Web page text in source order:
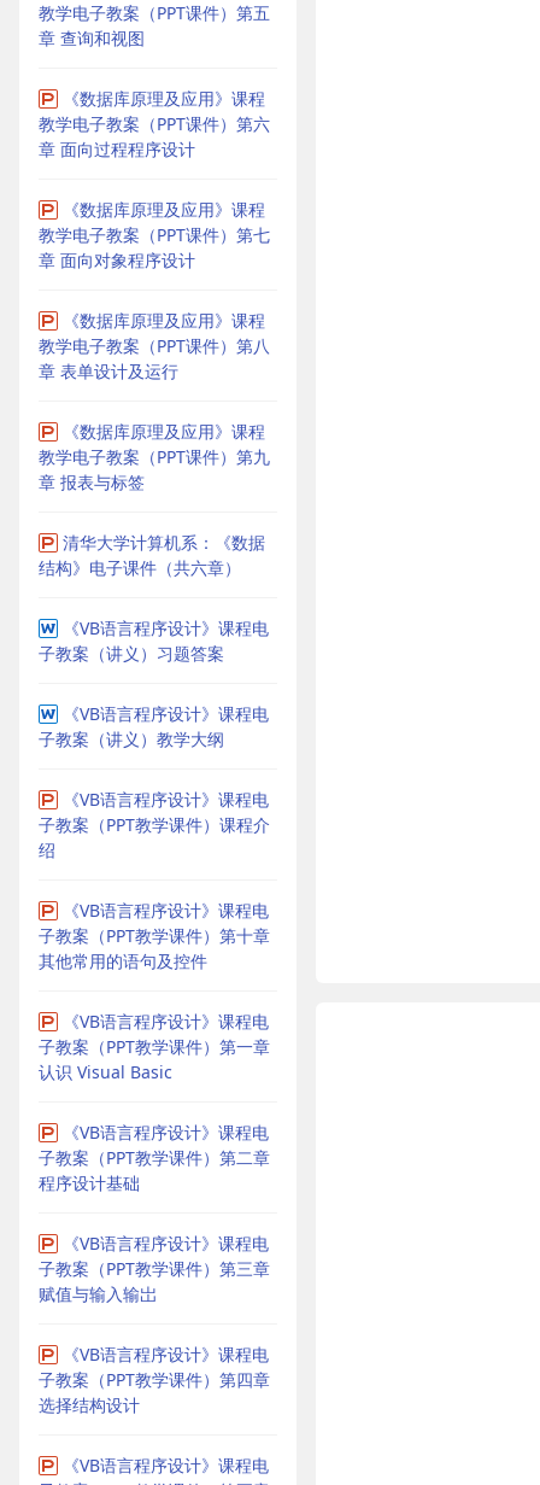
教学电子教案（PPT课件）第五
章 查询和视图
《数据库原理及应用》课程
教学电子教案（PPT课件）第六
章 面向过程程序设计
《数据库原理及应用》课程
教学电子教案（PPT课件）第七
章 面向对象程序设计
《数据库原理及应用》课程
教学电子教案（PPT课件）第八
章 表单设计及运行
《数据库原理及应用》课程
教学电子教案（PPT课件）第九
章 报表与标签
清华大学计算机系：《数据
结构》电子课件（共六章）
《VB语言程序设计》课程电
子教案（讲义）习题答案
《VB语言程序设计》课程电
子教案（讲义）教学大纲
《VB语言程序设计》课程电
子教案（PPT教学课件）课程介
绍
《VB语言程序设计》课程电
子教案（PPT教学课件）第十章
其他常用的语句及控件
《VB语言程序设计》课程电
子教案（PPT教学课件）第一章
认识 Visual Basic
《VB语言程序设计》课程电
子教案（PPT教学课件）第二章
程序设计基础
《VB语言程序设计》课程电
子教案（PPT教学课件）第三章
赋值与输入输岀
《VB语言程序设计》课程电
子教案（PPT教学课件）第四章
选择结构设计
《VB语言程序设计》课程电